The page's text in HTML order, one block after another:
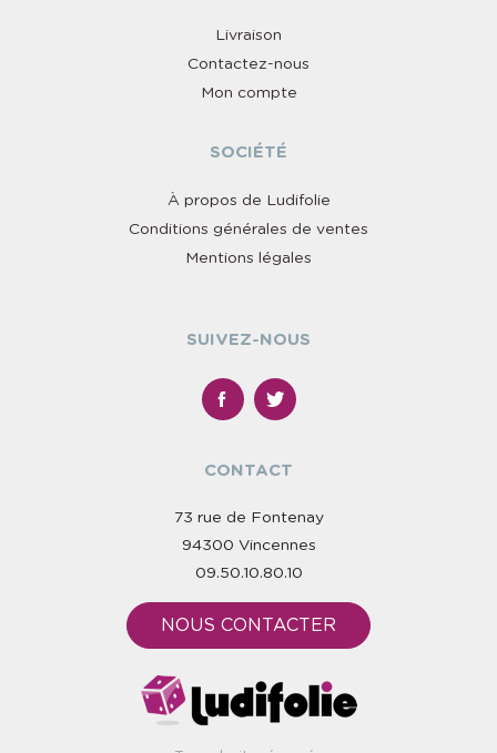
Livraison
Contactez-nous
Mon compte
SOCIÉTÉ
À propos de Ludifolie
Conditions générales de ventes
Mentions légales
SUIVEZ-NOUS
CONTACT
73 rue de Fontenay
94300 Vincennes
09.50.10.80.10
NOUS CONTACTER